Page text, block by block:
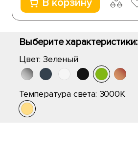
В корзину
Выберите характеристики:
Цвет: Зеленый
Температура света: 3000K